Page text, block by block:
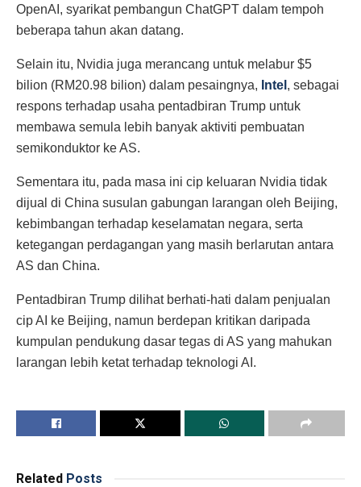
OpenAI, syarikat pembangun ChatGPT dalam tempoh
beberapa tahun akan datang.
Selain itu, Nvidia juga merancang untuk melabur $5
bilion (RM20.98 bilion) dalam pesaingnya, Intel , sebagai
respons terhadap usaha pentadbiran Trump untuk
membawa semula lebih banyak aktiviti pembuatan
semikonduktor ke AS.
Sementara itu, pada masa ini cip keluaran Nvidia tidak
dijual di China susulan gabungan larangan oleh Beijing,
kebimbangan terhadap keselamatan negara, serta
ketegangan perdagangan yang masih berlarutan antara
AS dan China.
Pentadbiran Trump dilihat berhati-hati dalam penjualan
cip AI ke Beijing, namun berdepan kritikan daripada
kumpulan pendukung dasar tegas di AS yang mahukan
larangan lebih ketat terhadap teknologi AI.
Related Posts